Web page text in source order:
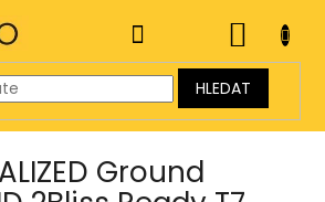
HLEDAT
KOŠÍK
Ground